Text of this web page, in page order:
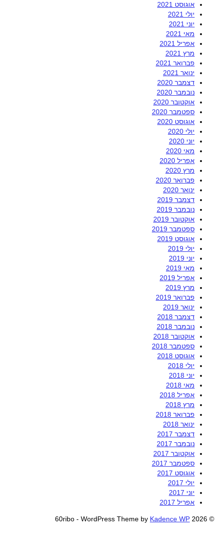
אוגוסט 2021
יולי 2021
יוני 2021
מאי 2021
אפריל 2021
מרץ 2021
פברואר 2021
ינואר 2021
דצמבר 2020
נובמבר 2020
אוקטובר 2020
ספטמבר 2020
אוגוסט 2020
יולי 2020
יוני 2020
מאי 2020
אפריל 2020
מרץ 2020
פברואר 2020
ינואר 2020
דצמבר 2019
נובמבר 2019
אוקטובר 2019
ספטמבר 2019
אוגוסט 2019
יולי 2019
יוני 2019
מאי 2019
אפריל 2019
מרץ 2019
פברואר 2019
ינואר 2019
דצמבר 2018
נובמבר 2018
אוקטובר 2018
ספטמבר 2018
אוגוסט 2018
יולי 2018
יוני 2018
מאי 2018
אפריל 2018
מרץ 2018
פברואר 2018
ינואר 2018
דצמבר 2017
נובמבר 2017
אוקטובר 2017
ספטמבר 2017
אוגוסט 2017
יולי 2017
יוני 2017
אפריל 2017
© 2026 60ribo - WordPress Theme by
Kadence WP